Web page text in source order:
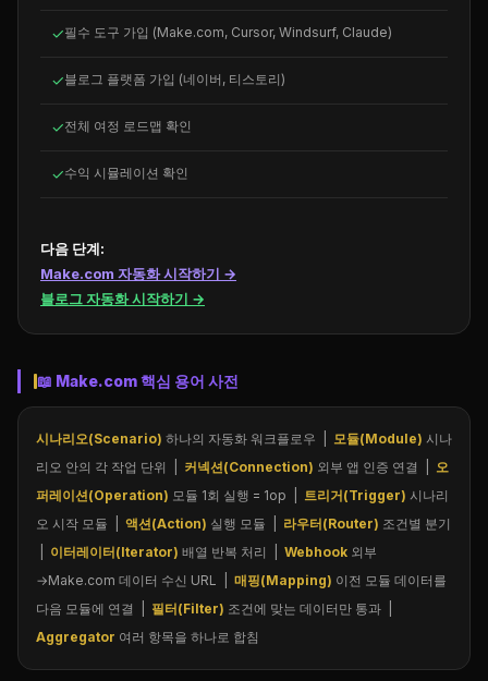
✓필수 도구 가입 (Make.com, Cursor, Windsurf, Claude)
✓블로그 플랫폼 가입 (네이버, 티스토리)
✓전체 여정 로드맵 확인
✓수익 시뮬레이션 확인
다음 단계:
Make.com 자동화 시작하기 →
블로그 자동화 시작하기 →
📖 Make.com 핵심 용어 사전
시나리오(Scenario) 하나의 자동화 워크플로우 | 모듈(Module) 시나
리오 안의 각 작업 단위 | 커넥션(Connection) 외부 앱 인증 연결 | 오
퍼레이션(Operation) 모듈 1회 실행 = 1op | 트리거(Trigger) 시나리
오 시작 모듈 | 액션(Action) 실행 모듈 | 라우터(Router) 조건별 분기
이터레이터(Iterator) 배열 반복 처리 | Webhook 외부
→Make.com 데이터 수신 URL | 매핑(Mapping) 이전 모듈 데이터를
다음 모듈에 연결 | 필터(Filter) 조건에 맞는 데이터만 통과 |
Aggregator 여러 항목을 하나로 합침